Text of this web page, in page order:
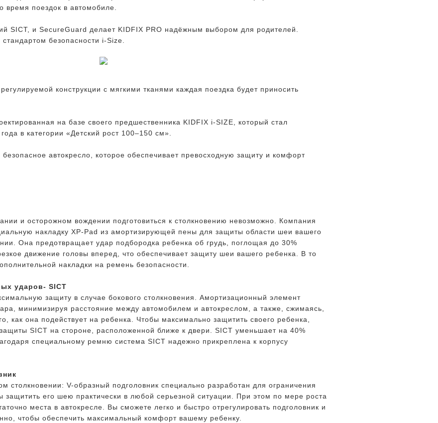
время поездок в автомобиле.
SICT, и SecureGuard делает KIDFIX PRO надёжным выбором для родителей.
безопасности i-Size.
конструкции с мягкими тканями каждая поездка будет приносить
на базе своего предшественника KIDFIX i-SIZE, который стал
в категории «Детский рост 100–150 см».
автокресло, которое обеспечивает превосходную защиту и комфорт
и осторожном вождении подготовиться к столкновению невозможно. Компания
накладку XP-Pad из амортизирующей пены для защиты области шеи вашего
Она предотвращает удар подбородка ребенка об грудь, поглощая до 30%
движение головы вперед, что обеспечивает защиту шеи вашего ребенка. В то
накладки на ремень безопасности.
ударов- SICT
защиту в случае бокового столкновения. Амортизационный элемент
минимизируя расстояние между автомобилем и автокреслом, а также, сжимаясь,
как она подействует на ребенка. Чтобы максимально защитить своего ребенка,
защиты SICT на стороне, расположенной ближе к двери. SICT уменьшает на 40%
специальному ремню система SICT надежно прикреплена к корпусу
столкновении: V-образный подголовник специально разработан для ограничения
защитить его шею практически в любой серьезной ситуации. При этом по мере роста
места в автокресле. Вы сможете легко и быстро отрегулировать подголовник и
чтобы обеспечить максимальный комфорт вашему ребенку.